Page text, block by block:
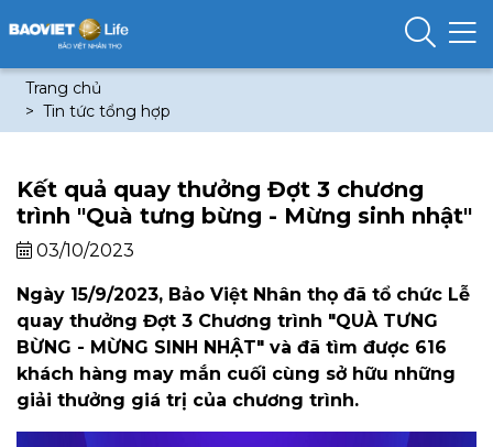
Trang chủ
Tin tức tổng hợp
Kết quả quay thưởng Đợt 3 chương
trình "Quà tưng bừng - Mừng sinh nhật"
03/10/2023
Ngày 15/9/2023, Bảo Việt Nhân thọ đã tổ chức Lễ
quay thưởng Đợt 3 Chương trình "QUÀ TƯNG
BỪNG - MỪNG SINH NHẬT" và đã tìm được 616
khách hàng may mắn cuối cùng sở hữu những
giải thưởng giá trị của chương trình.